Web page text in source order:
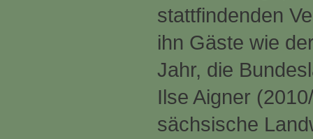
stattfindenden
ihn Gäste wie
Jahr, die
Ilse Aigner
sächsische